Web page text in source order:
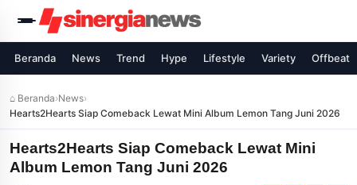
Beranda News Trend Hype Lifestyle Variety Offbeat
⌂ Beranda›News›
Hearts2Hearts Siap Comeback Lewat Mini Album Lemon Tang Juni 2026
Hearts2Hearts Siap Comeback Lewat Mini
Album Lemon Tang Juni 2026